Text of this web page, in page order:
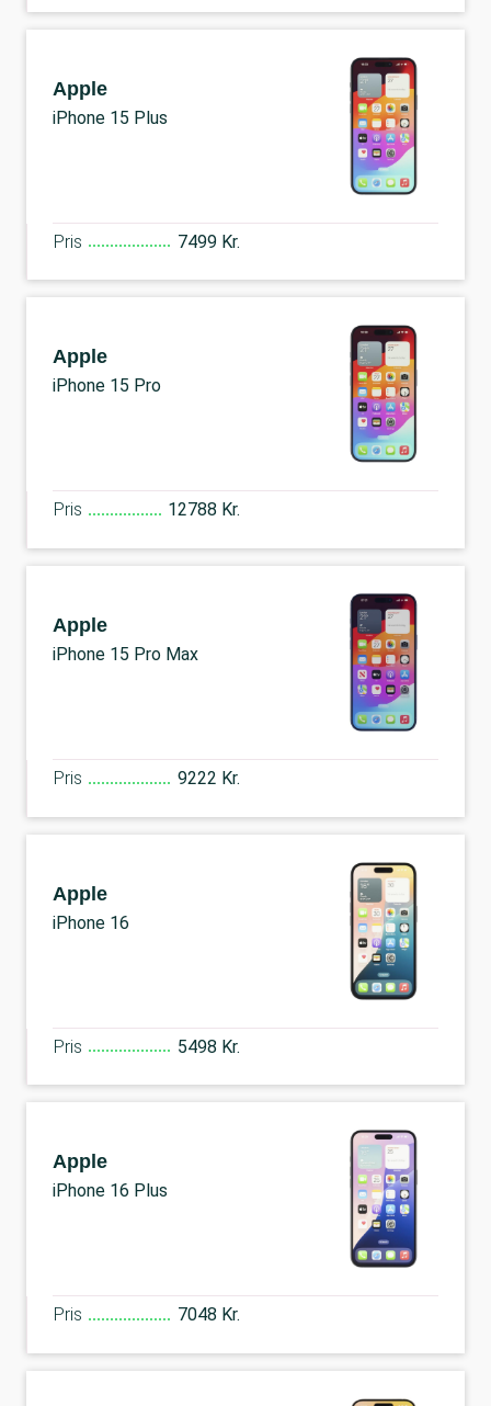
Apple
iPhone 15 Plus
Pris 7499 Kr.
Apple
iPhone 15 Pro
Pris 12788 Kr.
Apple
iPhone 15 Pro Max
Pris 9222 Kr.
Apple
iPhone 16
Pris 5498 Kr.
Apple
iPhone 16 Plus
Pris 7048 Kr.